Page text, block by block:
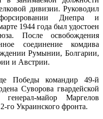
дивизии. Руководил
Днепра и
1944 года был удостоен
После освобождения
соединение комдива
Румынии, Болгарии,
и Австрии.
Победы командир 49-й
Суворова гвардейской
майор Маргелов
го Украинского фронта.